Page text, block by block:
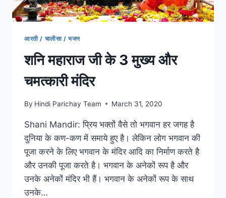
आरती / चालीसा / भजन
शनि महाराज जी के 3 मुख्य और
चमत्कारी मंदिर
By Hindi Parichay Team March 31, 2020
Shani Mandir: प्रिय भक्तों वैसे तो भगवान हर जगह है
दुनिया के कण-कण में समाये हुए है। लेकिन लोग भगवान की
पूजा करने के लिए भगवान के मंदिर आदि का निर्माण करते है
और उनकी पूजा करते है। भगवान के अनेकों रूप है और
उनके अनेकों मंदिर भी हैं। भगवान के अनेकों रूप के साथ
उनके…